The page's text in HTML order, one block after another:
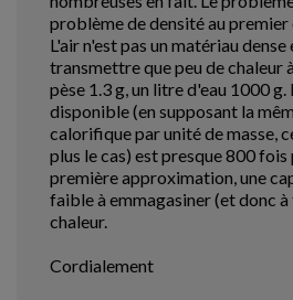
problème de densité au premier
L'air n'est pas un matériau
transmettre que peu de chaleur
pèse 1.3 g, un litre d'eau 1000 g.
disponible (en supposant la
calorifique par unité de masse,
plus le cas) est presque 800
première approximation, une
faible à emmagasiner (et donc
chaleur.
Cordialement